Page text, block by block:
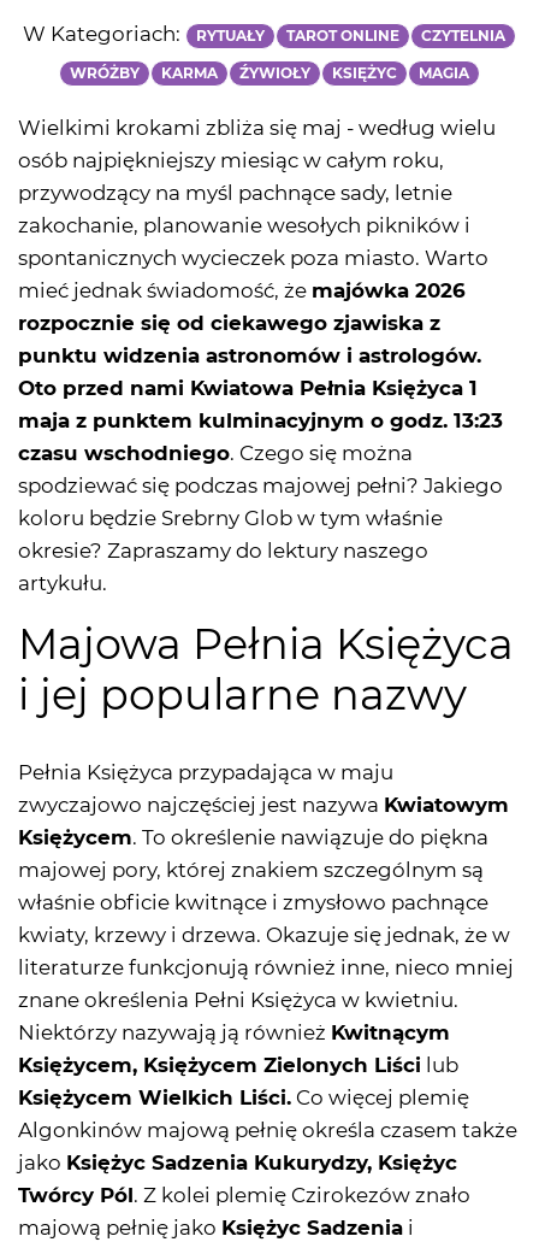
W Kategoriach: RYTUAŁY TAROT ONLINE CZYTELNIA
WRÓŻBY KARMA ŹYWIOŁY KSIĘŻYC MAGIA
Wielkimi krokami zbliża się maj - według wielu
osób najpiękniejszy miesiąc w całym roku,
przywodzący na myśl pachnące sady, letnie
zakochanie, planowanie wesołych pikników i
spontanicznych wycieczek poza miasto. Warto
mieć jednak świadomość, że majówka 2026
rozpocznie się od ciekawego zjawiska z
punktu widzenia astronomów i astrologów.
Oto przed nami Kwiatowa Pełnia Księżyca 1
maja z punktem kulminacyjnym o godz. 13:23
czasu wschodniego. Czego się można
spodziewać się podczas majowej pełni? Jakiego
koloru będzie Srebrny Glob w tym właśnie
okresie? Zapraszamy do lektury naszego
artykułu.
Majowa Pełnia Księżyca
i jej popularne nazwy
Pełnia Księżyca przypadająca w maju
zwyczajowo najczęściej jest nazywa Kwiatowym
Księżycem. To określenie nawiązuje do piękna
majowej pory, której znakiem szczególnym są
właśnie obficie kwitnące i zmysłowo pachnące
kwiaty, krzewy i drzewa. Okazuje się jednak, że w
literaturze funkcjonują również inne, nieco mniej
znane określenia Pełni Księżyca w kwietniu.
Niektórzy nazywają ją również Kwitnącym
Księżycem, Księżycem Zielonych Liści lub
Księżycem Wielkich Liści. Co więcej plemię
Algonkinów majową pełnię określa czasem także
jako Księżyc Sadzenia Kukurydzy, Księżyc
Twórcy Pól. Z kolei plemię Czirokezów znało
majową pełnię jako Księżyc Sadzenia i